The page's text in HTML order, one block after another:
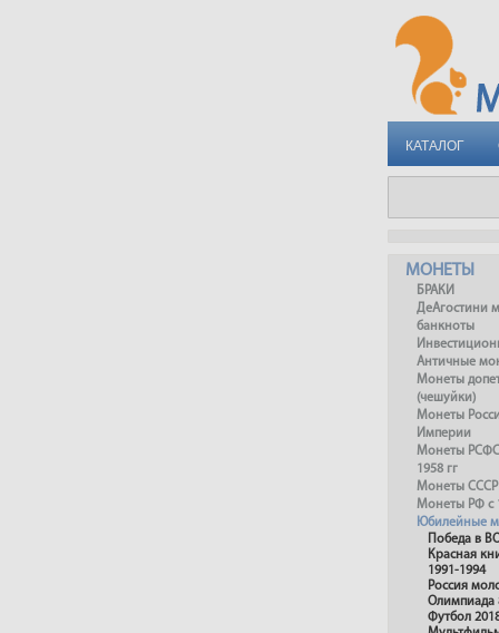
КАТАЛОГ
МОНЕТЫ
БРАКИ
ДеАгостини
банкноты
Античные
Монеты
(чешуйки)
Монеты
Империи
Монеты
1958 гг
Монеты СССР
Монеты РФ с
Юбилейные
Победа в
Красная
1991-1994
Россия
Олимпиада
Футбол